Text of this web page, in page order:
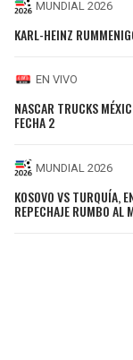
MUNDIAL 2026
KARL-HEINZ
EN VIVO
NASCAR TRUCKS
FECHA 2
MUNDIAL 2026
KOSOVO VS TURQUÍA,
REPECHAJE RUMBO